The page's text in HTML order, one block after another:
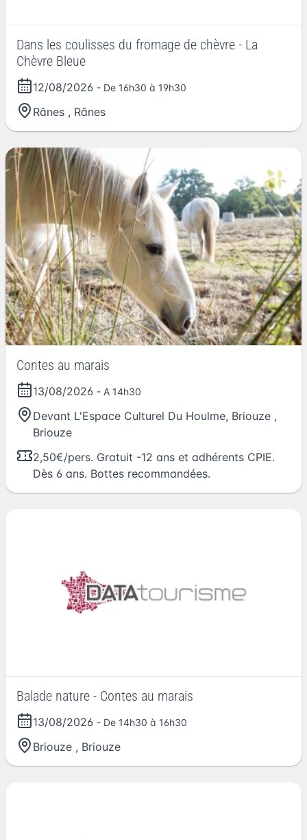
Dans les coulisses du fromage de chèvre - La
Chèvre Bleue
12/08/2026 - De 16h30 à 19h30
Rânes , Rânes
Contes au marais
13/08/2026 - A 14h30
Devant L'Espace Culturel Du Houlme, Briouze ,
Briouze
2,50€/pers. Gratuit -12 ans et adhérents CPIE.
Dès 6 ans. Bottes recommandées.
Balade nature - Contes au marais
13/08/2026 - De 14h30 à 16h30
Briouze , Briouze